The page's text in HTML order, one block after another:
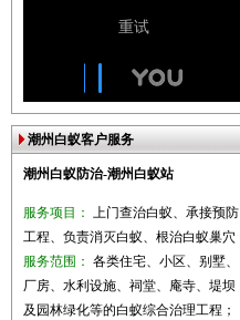
潮州白蚁客户服务
潮州白蚁防治-潮州白蚁站
服务项目： 上门查治白蚁、承接预防
工程、负责消灭白蚁、根治白蚁巢穴
服务范围： 各类住宅、小区、别墅、
厂房、水利设施、祠堂、庵寺、堤坝
及园林绿化等的白蚁综合治理工程；